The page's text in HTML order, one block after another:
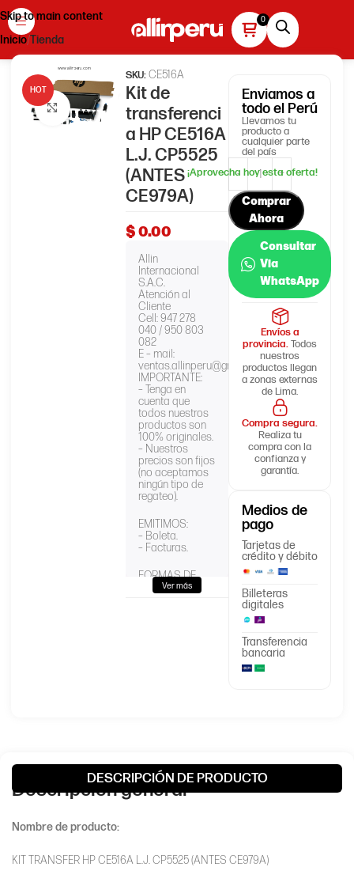
Skip to main content
Inicio Tienda
HOT
Haga clic para ampliar
SKU:CE516A
Kit de
transferenci
a HP CE516A
L.J. CP5525
(ANTES
CE979A)
$0.00
Allin
Internacional
S.A.C.
Atención al
Cliente
Cell: 947 278
040 / 950 803
082
E – mail:
ventas.allinperu@gmail.com
IMPORTANTE:
– Tenga en
cuenta que
todos nuestros
productos son
100% originales.
– Nuestros
precios son fijos
(no aceptamos
ningún tipo de
regateo).
EMITIMOS:
– Boleta.
– Facturas.
FORMAS DE
PAGO: Pago
Ver más
Enviamos a
todo el Perú
Llevamos tu
producto a
cualquier parte
del país
Comprar
Ahora
Consultar
Via
WhatsApp
Envíos a
provincia.Todos
nuestros
productos llegan
a zonas externas
de Lima.
Compra segura.
Realiza tu
compra con la
confianza y
garantía.
Medios de
pago
Tarjetas de
crédito y débito
Billeteras
digitales
Transferencia
bancaria
DESCRIPCIÓN DE PRODUCTO
Descripción general
Nombre de producto:
KIT TRANSFER HP CE516A L.J. CP5525 (ANTES CE979A)